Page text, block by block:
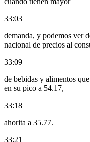
33:03
demanda, y podemos ver
nacional de precios al
33:09
de bebidas y alimentos
en su pico a 54.17,
33:18
ahorita a 35.77.
33:21